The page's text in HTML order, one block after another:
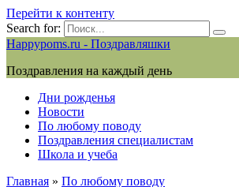
Перейти к контенту
Search for:
Happypoms.ru - Поздравляшки
Поздравления на каждый день
Дни рожденья
Новости
По любому поводу
Поздравления специалистам
Школа и учеба
Главная » По любому поводу